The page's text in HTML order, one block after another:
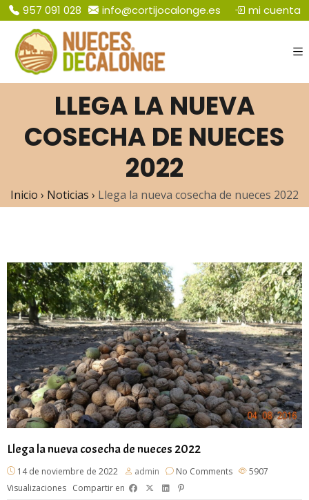
​957 091 028 info@cortijocalonge.es mi cuenta
LLEGA LA NUEVA
COSECHA DE NUECES
2022
Inicio › Noticias › Llega la nueva cosecha de nueces 2022
Llega la nueva cosecha de nueces 2022
14 de noviembre de 2022 admin No Comments
5907
Visualizaciones Compartir en